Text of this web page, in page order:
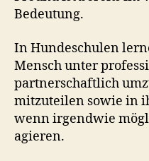
Bedeutung.
In Hundeschulen
Mensch unter
partnerschaftlich
mitzuteilen sowie in
wenn irgendwie
agieren.